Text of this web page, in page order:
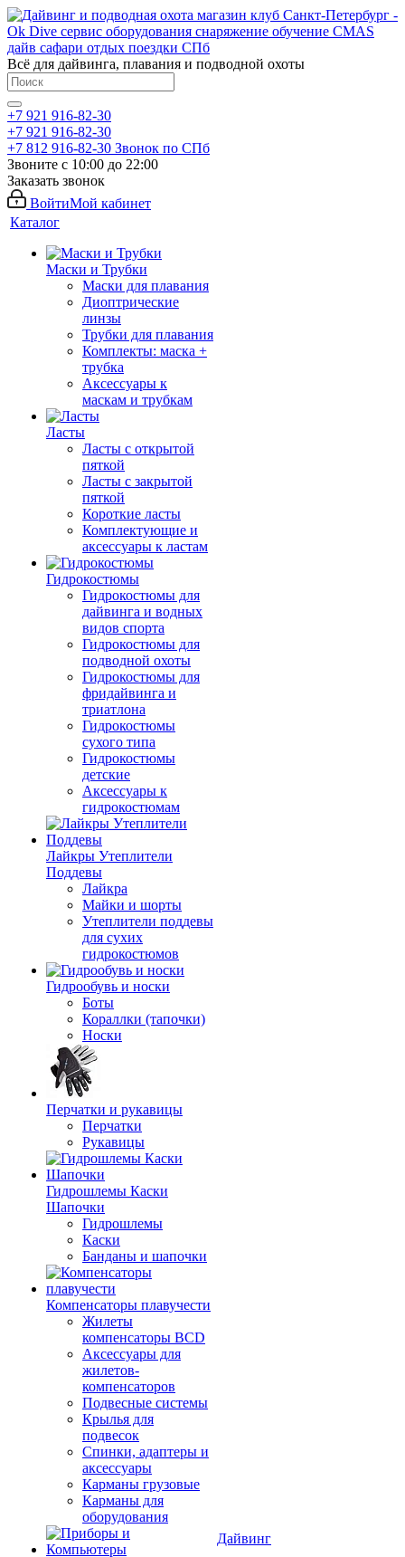
Всё для дайвинга, плавания и подводной охоты
+7 921 916-82-30
+7 921 916-82-30
+7 812 916-82-30 Звонок по СПб
Звоните с 10:00 до 22:00
Заказать звонок
ВойтиМой кабинет
Каталог
Маски и Трубки
Маски для плавания
Диоптрические
линзы
Трубки для плавания
Комплекты: маска +
трубка
Аксессуары к
маскам и трубкам
Ласты
Ласты с открытой
пяткой
Ласты с закрытой
пяткой
Короткие ласты
Комплектующие и
аксессуары к ластам
Гидрокостюмы
Гидрокостюмы для
дайвинга и водных
видов спорта
Гидрокостюмы для
подводной охоты
Гидрокостюмы для
фридайвинга и
триатлона
Гидрокостюмы
сухого типа
Гидрокостюмы
детские
Аксессуары к
гидрокостюмам
Лайкры Утеплители
Поддевы
Лайкра
Майки и шорты
Утеплители поддевы
для сухих
гидрокостюмов
Гидрообувь и носки
Боты
Кораллки (тапочки)
Носки
Перчатки и рукавицы
Перчатки
Рукавицы
Гидрошлемы Каски
Шапочки
Гидрошлемы
Каски
Банданы и шапочки
Компенсаторы плавучести
Жилеты
компенсаторы BCD
Аксессуары для
жилетов-
компенсаторов
Подвесные системы
Крылья для
подвесок
Спинки, адаптеры и
аксессуары
Карманы грузовые
Карманы для
оборудования
Дайвинг